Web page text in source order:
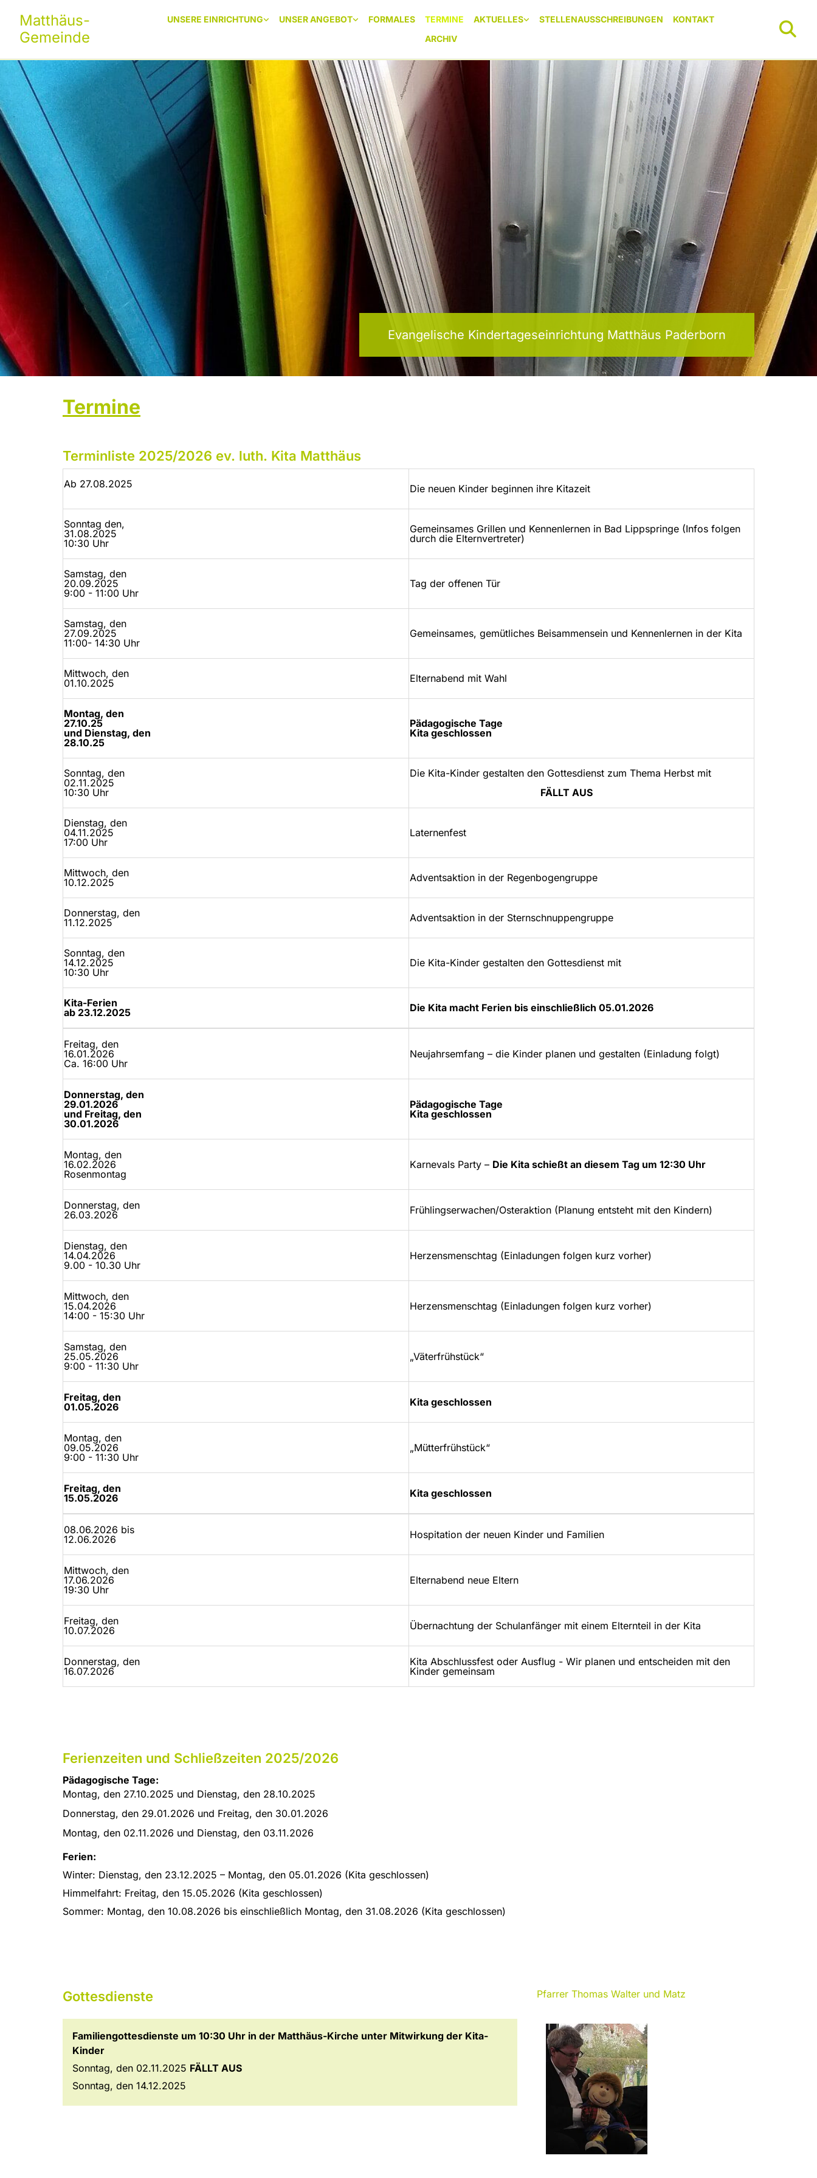
Matthäus-
Gemeinde
UNSERE EINRICHTUNG UNSER ANGEBOT FORMALES TERMINE AKTUELLES STELLENAUSSCHREIBUNGEN
KONTAKT
ARCHIV
Evangelische Kindertageseinrichtung Matthäus Paderborn
Termine
Terminliste 2025/2026 ev. luth. Kita Matthäus
Ab 27.08.2025 Die neuen Kinder beginnen ihre Kitazeit
Sonntag den,
31.08.2025
10:30 Uhr
Gemeinsames Grillen und Kennenlernen in Bad Lippspringe (Infos folgen
durch die Elternvertreter)
Samstag, den
20.09.2025
9:00 - 11:00 Uhr
Tag der offenen Tür
Samstag, den
27.09.2025
11:00- 14:30 Uhr
Gemeinsames, gemütliches Beisammensein und Kennenlernen in der Kita
Mittwoch, den
01.10.2025
Elternabend mit Wahl
Montag, den
27.10.25
und Dienstag, den
28.10.25
Pädagogische Tage
Kita geschlossen
Sonntag, den
02.11.2025
10:30 Uhr
Die Kita-Kinder gestalten den Gottesdienst zum Thema Herbst mit
FÄLLT AUS
Dienstag, den
04.11.2025
17:00 Uhr
Laternenfest
Mittwoch, den
10.12.2025
Adventsaktion in der Regenbogengruppe
Donnerstag, den
11.12.2025
Adventsaktion in der Sternschnuppengruppe
Sonntag, den
14.12.2025
10:30 Uhr
Die Kita-Kinder gestalten den Gottesdienst mit
Kita-Ferien
ab 23.12.2025
Die Kita macht Ferien bis einschließlich 05.01.2026
Freitag, den
16.01.2026
Ca. 16:00 Uhr
Neujahrsemfang – die Kinder planen und gestalten (Einladung folgt)
Donnerstag, den
29.01.2026
und Freitag, den
30.01.2026
Pädagogische Tage
Kita geschlossen
Montag, den
16.02.2026
Rosenmontag
Karnevals Party – Die Kita schießt an diesem Tag um 12:30 Uhr
Donnerstag, den
26.03.2026
Frühlingserwachen/Osteraktion (Planung entsteht mit den Kindern)
Dienstag, den
14.04.2026
9.00 - 10.30 Uhr
Herzensmenschtag (Einladungen folgen kurz vorher)
Mittwoch, den
15.04.2026
14:00 - 15:30 Uhr
Herzensmenschtag (Einladungen folgen kurz vorher)
Samstag, den
25.05.2026
9:00 - 11:30 Uhr
„Väterfrühstück“
Freitag, den
01.05.2026
Kita geschlossen
Montag, den
09.05.2026
9:00 - 11:30 Uhr
„Mütterfrühstück“
Freitag, den
15.05.2026
Kita geschlossen
08.06.2026 bis
12.06.2026
Hospitation der neuen Kinder und Familien
Mittwoch, den
17.06.2026
19:30 Uhr
Elternabend neue Eltern
Freitag, den
10.07.2026
Übernachtung der Schulanfänger mit einem Elternteil in der Kita
Donnerstag, den
16.07.2026
Kita Abschlussfest oder Ausflug - Wir planen und entscheiden mit den
Kinder gemeinsam
Ferienzeiten und Schließzeiten 2025/2026
Pädagogische Tage:
Montag, den 27.10.2025 und Dienstag, den 28.10.2025
Donnerstag, den 29.01.2026 und Freitag, den 30.01.2026
Montag, den 02.11.2026 und Dienstag, den 03.11.2026
Ferien:
Winter: Dienstag, den 23.12.2025 – Montag, den 05.01.2026 (Kita geschlossen)
Himmelfahrt: Freitag, den 15.05.2026 (Kita geschlossen)
Sommer: Montag, den 10.08.2026 bis einschließlich Montag, den 31.08.2026 (Kita geschlossen)
Gottesdienste
Familiengottesdienste um 10:30 Uhr in der Matthäus-Kirche unter Mitwirkung der Kita-
Kinder
Sonntag, den 02.11.2025 FÄLLT AUS
Sonntag, den 14.12.2025
Pfarrer Thomas Walter und Matz